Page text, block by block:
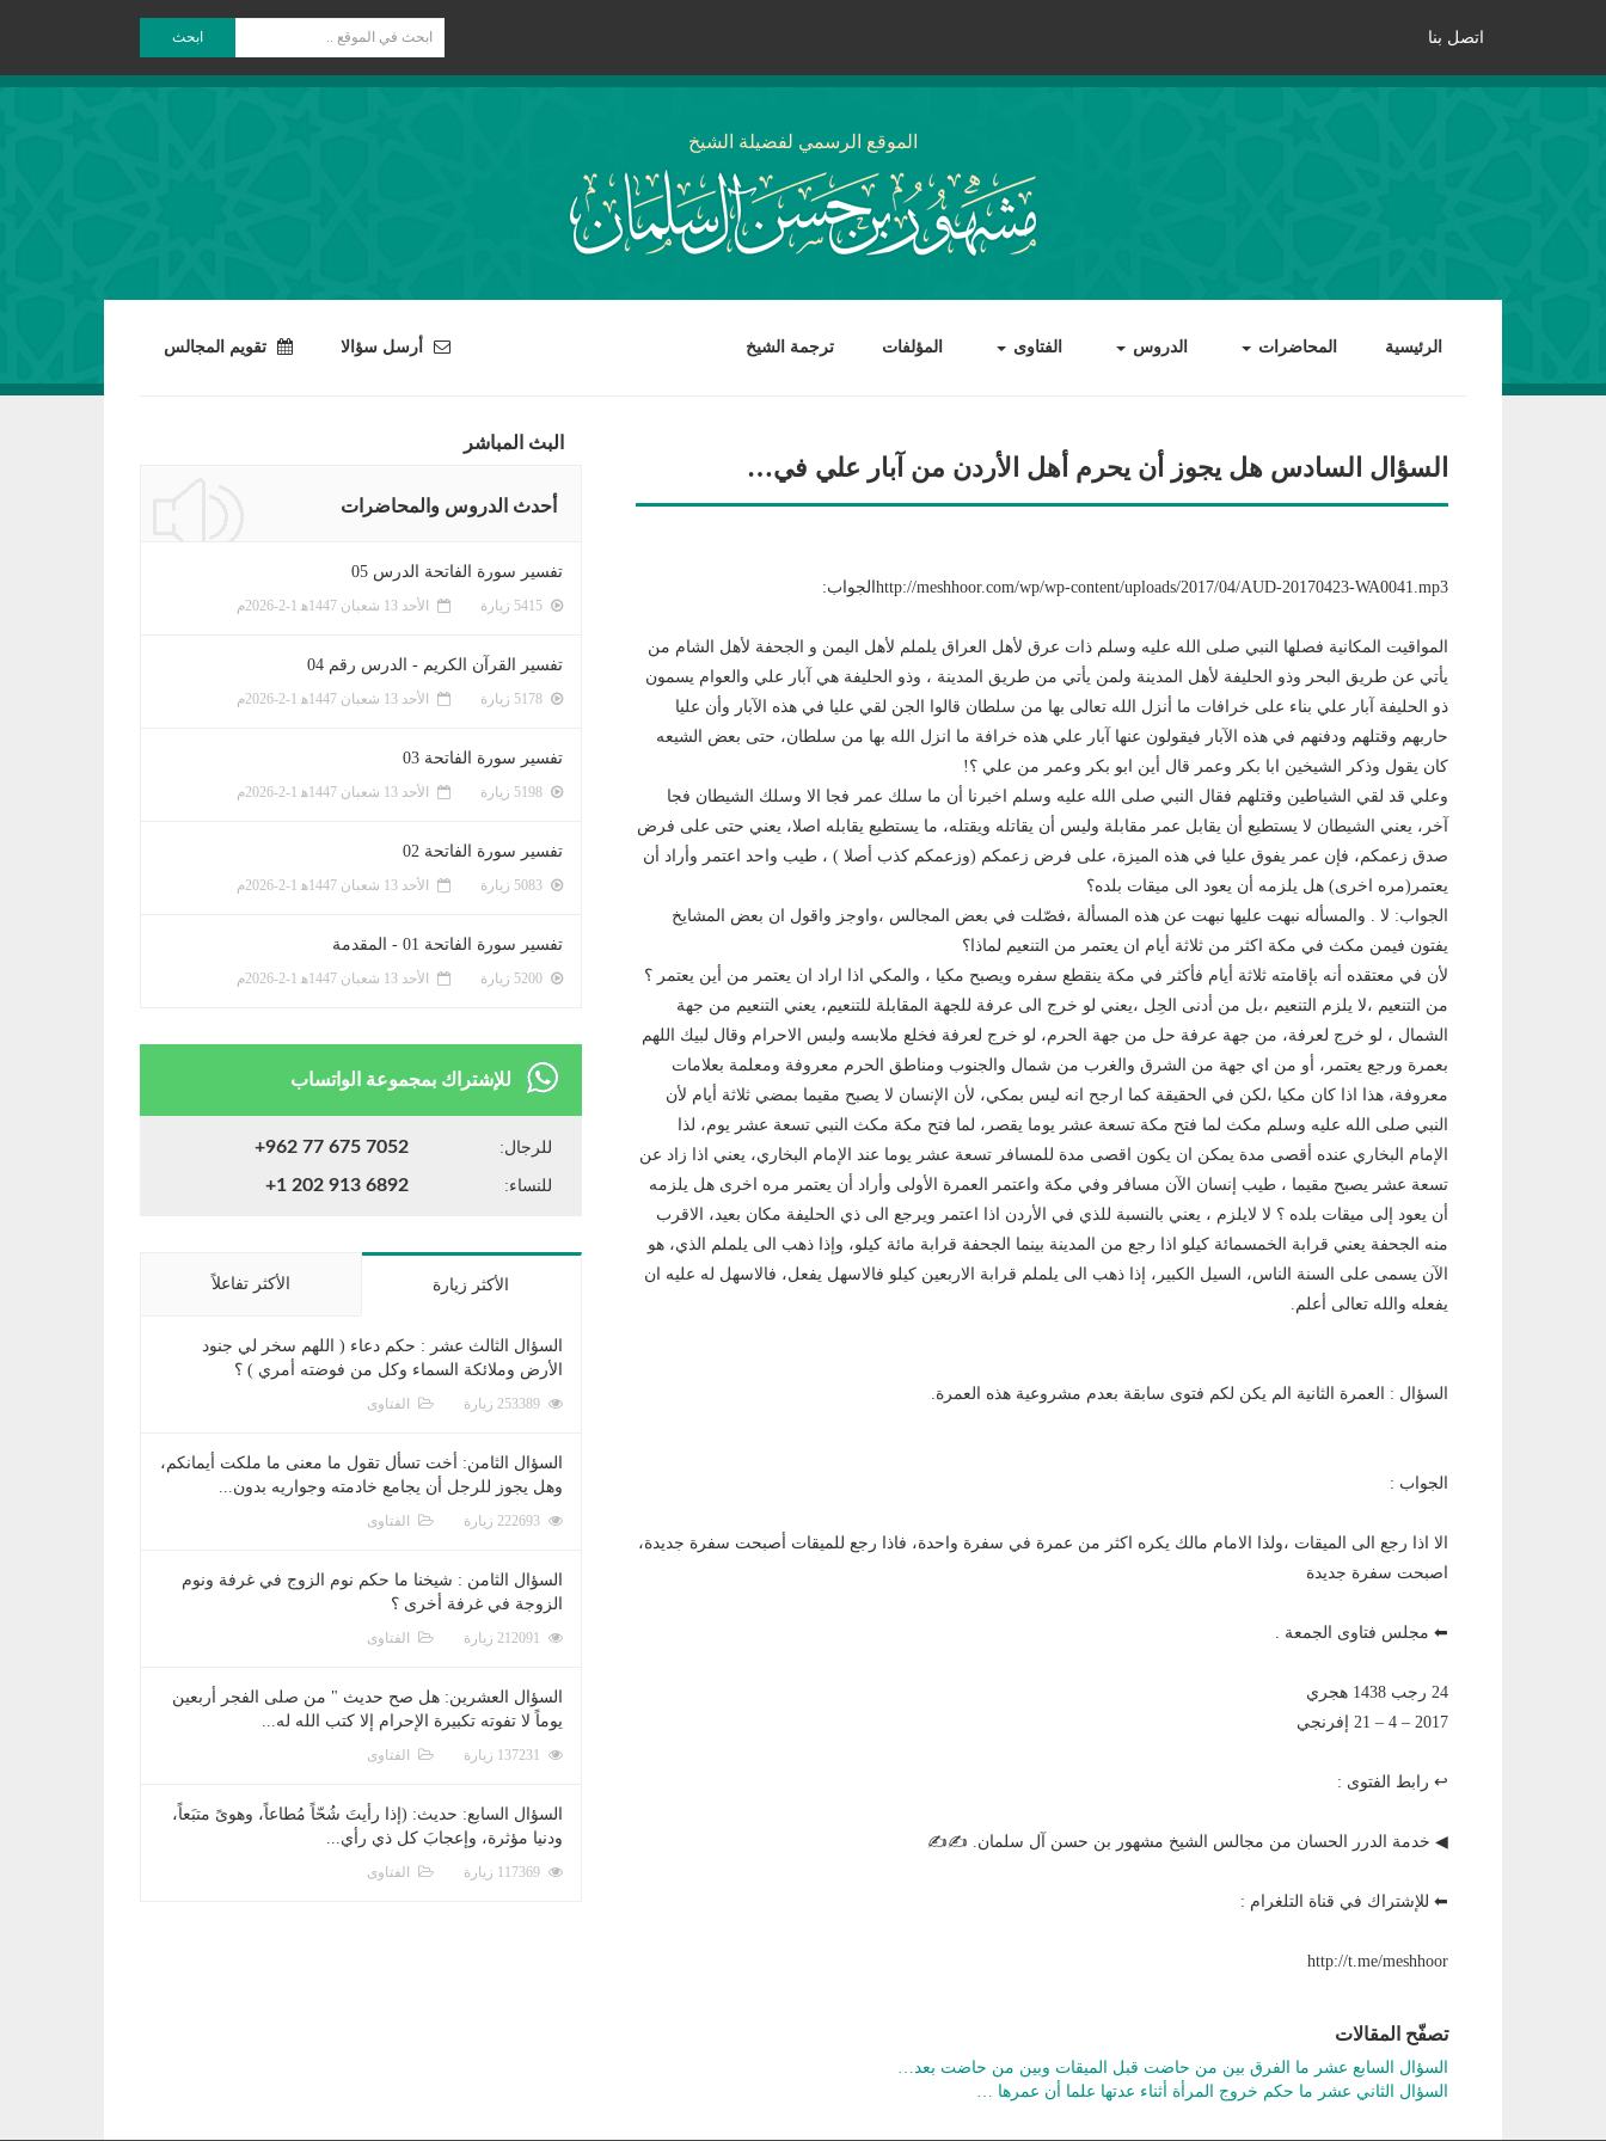
اتصل بنا ابحث
الموقع الرسمي لفضيلة الشيخ
الرئيسية المحاضرات الدروس الفتاوى المؤلفات ترجمة الشيخ أرسل سؤالا تقويم المجالس
السؤال السادس هل يجوز أن يحرم أهل الأردن من آبار علي في…
http://meshhoor.com/wp/wp-content/uploads/2017/04/AUD-20170423-WA0041.mp3الجواب:
المواقيت المكانية فصلها النبي صلى الله عليه وسلم ذات عرق لأهل العراق يلملم لأهل اليمن و الجحفة لأهل الشام من
يأتي عن طريق البحر وذو الحليفة لأهل المدينة ولمن يأتي من طريق المدينة ، وذو الحليفة هي آبار علي والعوام يسمون
ذو الحليفة آبار علي بناء على خرافات ما أنزل الله تعالى بها من سلطان قالوا الجن لقي عليا في هذه الآبار وأن عليا
حاربهم وقتلهم ودفنهم في هذه الآبار فيقولون عنها آبار علي هذه خرافة ما انزل الله بها من سلطان، حتى بعض الشيعه
كان يقول وذكر الشيخين ابا بكر وعمر قال أين ابو بكر وعمر من علي ؟!
وعلي قد لقي الشياطين وقتلهم فقال النبي صلى الله عليه وسلم اخبرنا أن ما سلك عمر فجا الا وسلك الشيطان فجا
آخر، يعني الشيطان لا يستطيع أن يقابل عمر مقابلة وليس أن يقاتله ويقتله، ما يستطيع يقابله اصلا، يعني حتى على فرض
صدق زعمكم، فإن عمر يفوق عليا في هذه الميزة، على فرض زعمكم (وزعمكم كذب أصلا ) ، طيب واحد اعتمر وأراد أن
يعتمر(مره اخرى) هل يلزمه أن يعود الى ميقات بلده؟
الجواب: لا . والمسأله نبهت عليها نبهت عن هذه المسألة ،فصّلت في بعض المجالس ،واوجز واقول ان بعض المشايخ
يفتون فيمن مكث في مكة اكثر من ثلاثة أيام ان يعتمر من التنعيم لماذا؟
لأن في معتقده أنه بإقامته ثلاثة أيام فأكثر في مكة ينقطع سفره ويصبح مكيا ، والمكي اذا اراد ان يعتمر من أين يعتمر ؟
من التنعيم ،لا يلزم التنعيم ،بل من أدنى الحِل ،يعني لو خرج الى عرفة للجهة المقابلة للتنعيم، يعني التنعيم من جهة
الشمال ، لو خرج لعرفة، من جهة عرفة حل من جهة الحرم، لو خرج لعرفة فخلع ملابسه ولبس الاحرام وقال لبيك اللهم
بعمرة ورجع يعتمر، أو من اي جهة من الشرق والغرب من شمال والجنوب ومناطق الحرم معروفة ومعلمة بعلامات
معروفة، هذا اذا كان مكيا ،لكن في الحقيقة كما ارجح انه ليس بمكي، لأن الإنسان لا يصبح مقيما بمضي ثلاثة أيام لأن
النبي صلى الله عليه وسلم مكث لما فتح مكة تسعة عشر يوما يقصر، لما فتح مكة مكث النبي تسعة عشر يوم، لذا
الإمام البخاري عنده أقصى مدة يمكن ان يكون اقصى مدة للمسافر تسعة عشر يوما عند الإمام البخاري، يعني اذا زاد عن
تسعة عشر يصبح مقيما ، طيب إنسان الآن مسافر وفي مكة واعتمر العمرة الأولى وأراد أن يعتمر مره اخرى هل يلزمه
أن يعود إلى ميقات بلده ؟ لا لايلزم ، يعني بالنسبة للذي في الأردن اذا اعتمر ويرجع الى ذي الحليفة مكان بعيد، الاقرب
منه الجحفة يعني قرابة الخمسمائة كيلو اذا رجع من المدينة بينما الجحفة قرابة مائة كيلو، وإذا ذهب الى يلملم الذي، هو
الآن يسمى على السنة الناس، السيل الكبير، إذا ذهب الى يلملم قرابة الاربعين كيلو فالاسهل يفعل، فالاسهل له عليه ان
يفعله والله تعالى أعلم.
السؤال : العمرة الثانية الم يكن لكم فتوى سابقة بعدم مشروعية هذه العمرة.
الجواب :
الا اذا رجع الى الميقات ،ولذا الامام مالك يكره اكثر من عمرة في سفرة واحدة، فاذا رجع للميقات أصبحت سفرة جديدة،
اصبحت سفرة جديدة
⬅ مجلس فتاوى الجمعة .
24 رجب 1438 هجري
2017 – 4 – 21 إفرنجي
↩ رابط الفتوى :
◀ خدمة الدرر الحسان من مجالس الشيخ مشهور بن حسن آل سلمان. ✍✍
⬅ للإشتراك في قناة التلغرام :
http://t.me/meshhoor
تصفّح المقالات
السؤال السابع عشر ما الفرق بين من حاضت قبل الميقات وبين من حاضت بعد…
السؤال الثاني عشر ما حكم خروج المرأة أثناء عدتها علما أن عمرها …
البث المباشر
أحدث الدروس والمحاضرات
تفسير سورة الفاتحة الدرس 05
الأحد 13 شعبان 1447ﻫ 1-2-2026م
تفسير القرآن الكريم - الدرس رقم 04
الأحد 13 شعبان 1447ﻫ 1-2-2026م
تفسير سورة الفاتحة 03
الأحد 13 شعبان 1447ﻫ 1-2-2026م
تفسير سورة الفاتحة 02
الأحد 13 شعبان 1447ﻫ 1-2-2026م
تفسير سورة الفاتحة 01 - المقدمة
الأحد 13 شعبان 1447ﻫ 1-2-2026م
للإشتراك بمجموعة الواتساب
للرجال: +962 77 675 7052
للنساء: +1 202 913 6892
الأكثر زيارة الأكثر تفاعلاً
السؤال الثالث عشر : حكم دعاء ( اللهم سخر لي جنود
الأرض وملائكة السماء وكل من فوضته أمري ) ؟
الفتاوى
السؤال الثامن: أخت تسأل تقول ما معنى ما ملكت أيمانكم،
وهل يجوز للرجل أن يجامع خادمته وجواريه بدون...
الفتاوى
السؤال الثامن : شيخنا ما حكم نوم الزوج في غرفة ونوم
الزوجة في غرفة أخرى ؟
الفتاوى
السؤال العشرين: هل صح حديث " من صلى الفجر أربعين
يوماً لا تفوته تكبيرة الإحرام إلا كتب الله له...
الفتاوى
السؤال السابع: حديث: (إذا رأيتَ شُحّاً مُطاعاً، وهوىً متبَعاً،
ودنيا مؤثرة، وإعجابَ كل ذي رأي...
الفتاوى